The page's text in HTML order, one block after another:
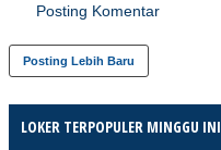
Posting Komentar
Posting Lebih Baru
LOKER TERPOPULER MINGGU INI